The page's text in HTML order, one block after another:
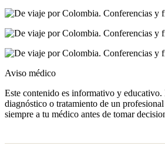
Aviso médico
Este contenido es informativo y
diagnóstico o tratamiento de un
siempre a tu médico antes de tomar